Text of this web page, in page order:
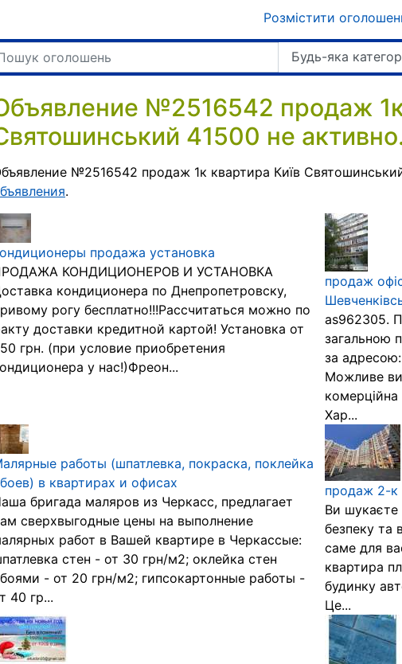
Розмістити
Будь-яка
№2516542 продаж 1к
41500 не
№2516542 продаж 1к квартира Київ
.
продажа установка
КОНДИЦИОНЕРОВ И УСТАНОВКА
кондиционера по Днепропетровску,
рогу бесплатно!!!Рассчитаться можно по
доставки кредитной картой! Установка от
грн. (при условие приобретения
у нас!)Фреон...
продаж
as962305.
загальною
за
Можливе
Хар...
работы (шпатлевка, покраска, поклейка
в квартирах и офисах
бригада маляров из Черкасс, предлагает
сверхвыгодные цены на выполнение
работ в Вашей квартире в Черкассые:
стен - от 30 грн/м2; оклейка стен
- от 20 грн/м2; гипсокартонные работы -
40 гр...
продаж 2-к
Ви шукаєте
безпеку та
саме для
квартира
будинку
Це...